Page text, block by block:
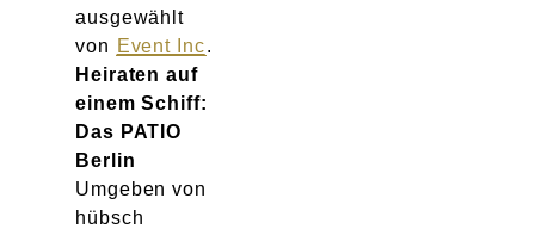
ausgewählt
von Event Inc.
Heiraten auf
einem Schiff:
Das PATIO
Berlin
Umgeben von
hübsch